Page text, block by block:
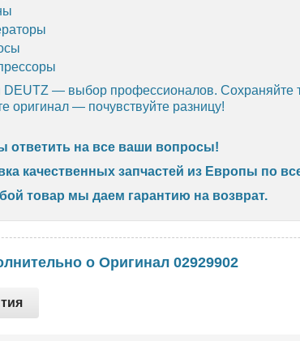
DEUTZ — выбор профессионалов. Сохраняйте
оригинал — почувствуйте разницу!
ответить на все ваши вопросы!
качественных запчастей из Европы по
товар мы даем гарантию на возврат.
о Оригинал 02929902